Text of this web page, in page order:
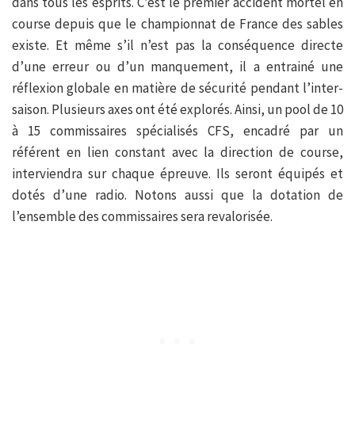
course depuis que le championnat de France des sables
existe. Et même s’il n’est pas la conséquence directe
d’une erreur ou d’un manquement, il a entrainé une
réflexion globale en matière de sécurité pendant l’inter-
saison. Plusieurs axes ont été explorés. Ainsi, un pool de 10
à 15 commissaires spécialisés CFS, encadré par un
référent en lien constant avec la direction de course,
interviendra sur chaque épreuve. Ils seront équipés et
dotés d’une radio. Notons aussi que la dotation de
l’ensemble des commissaires sera revalorisée.